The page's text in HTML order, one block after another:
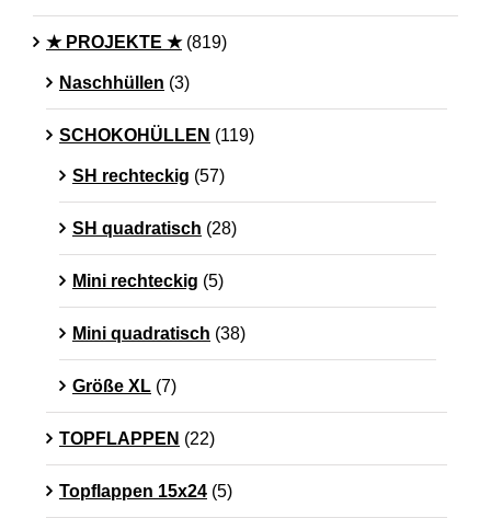
★ PROJEKTE ★ (819)
Naschhüllen (3)
SCHOKOHÜLLEN (119)
SH rechteckig (57)
SH quadratisch (28)
Mini rechteckig (5)
Mini quadratisch (38)
Größe XL (7)
TOPFLAPPEN (22)
Topflappen 15x24 (5)